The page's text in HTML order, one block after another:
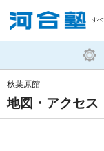
塾生の方
地図・アクセス
秋葉原館